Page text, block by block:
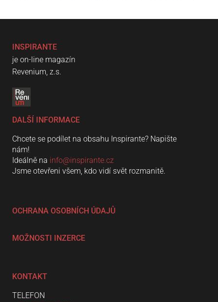
INSPIRANTE
je on-line magazín
Revenium, z.s.
DALŠÍ INFORMACE
Chcete se podílet na obsahu Inspirante? Napište
nám!
Ideálně na info@inspirante.cz
Jsme otevřeni všem, kdo vidí svět rozmanitě.
OCHRANA OSOBNÍCH ÚDAJŮ
MOŽNOSTI INZERCE
KONTAKT
TELEFON